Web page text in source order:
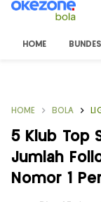
HOME
HOME BOLA
5 Klub Top
Jumlah
Nomor 1